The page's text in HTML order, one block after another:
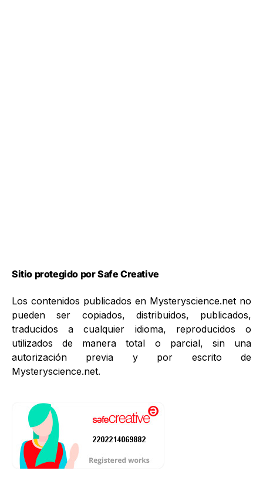
Sitio protegido por Safe Creative
Los contenidos publicados en Mysteryscience.net no
pueden ser copiados, distribuidos, publicados,
traducidos a cualquier idioma, reproducidos o
utilizados de manera total o parcial, sin una
autorización previa y por escrito de
Mysteryscience.net.